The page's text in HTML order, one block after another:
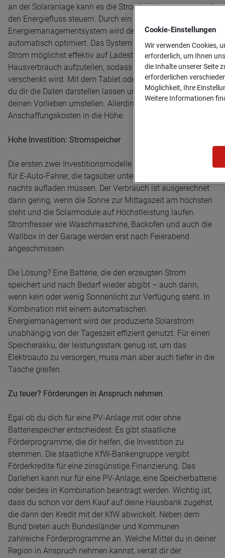
an der Solaranlage kann es die Stromleistung messen und
den Energiefluss steuern. Durch ein
Energiemanagementsystem wird der Eigenverbrauch
automatisch optimiert. Das System ist in der Lage, den PV-
Strom möglichst effektiv auf Ladestation und
Hausverbrauch aufzuteilen, sodass kein Überschuss
verschenkt wird. Mit dem Tablet oder Smartphone kannst
du dir die Daten darstellen lassen und das System nach
deinen Vorlieben umstellen. Allerdings treibt es die
Anschaffungskosten in die Höhe.
Hohe Investition: Stromspeicher
Die ersten zwei Investitionsmodelle werden zum Problem
für E-Auto-Fahrer, die tagsüber unterwegs sind und ihr Auto
nachts aufladen müssen. Der Verbrauch ist ausgerechnet
dann gering, wenn die Sonne zur Mittagszeit am höchsten
steht und die Solarmodule auf Höchstleistung laufen.
Stromfresser wie Waschmaschine, Backofen und auch die
Wallbox in der Garage werden erst nach Feierabend
angeschmissen.
Die Lösung? Eine Batterie, die den erzeugten Strom
speichert und nach Bedarf wieder abgibt – auch dann,
wenn kein oder wenig Sonnenlicht zur Verfügung steht. In
Kombination mit einem automatischen
Energiemanagement wird der produzierte Solarstrom
unabhängig von der Tageszeit effizient genutzt. Für einen
Speicherakku, der leistungsstark genug ist, um das
Elektroauto zu versorgen, muss man aber auch tiefer in die
Tasche greifen.
Zu teuer? Förderungen in Anspruch nehmen
Egal ob du dich für eine PV-Anlage mit oder ohne
Batteriespeicher entscheidest: Es gibt staatliche
Förderprogramme, die dir helfen, die Investition zu
stemmen. Die staatliche KfW-Bankengruppe vergibt
Förderkredite für eine zinsgünstige Finanzierung. Das
Darlehen kann nur für eine PV-Anlage, eine Speicherbatterie
oder beides in Kombination beantragt werden. Wichtig ist,
dass du schon vor dem Kauf auf deine Hausbank zugehst,
die dann den Kredit mit der KfW abwickelt. Neben dem
Bund bieten auch Bundesländer und Kommunen
zahlreiche Förderprogramme an. Welche Mittel du in deiner
Region in Anspruch nehmen kannst, verrät dir der
Cookie-­Einstellungen
Wir verwenden Cookies,
erforderlich, um Ihnen
die Inhalte unserer Seite
erforderlichen
Möglichkeit, Ihre
Weitere Informationen